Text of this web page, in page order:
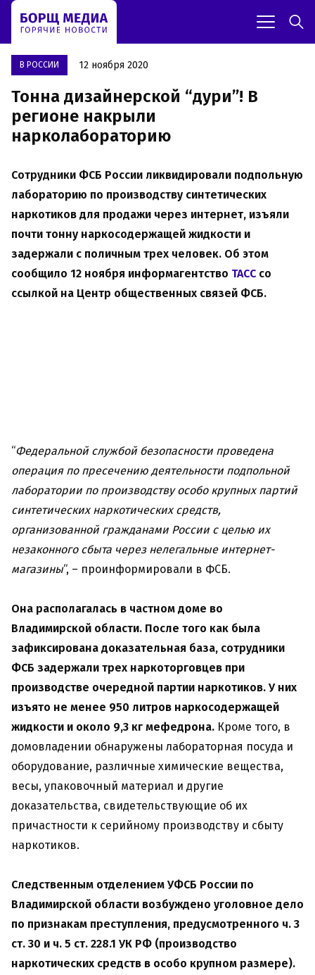
В РОССИИ 12 ноября 2020
Тонна дизайнерской “дури”! В
регионе накрыли
нарколабораторию
Сотрудники ФСБ России ликвидировали подпольную
лабораторию по производству синтетических
наркотиков для продажи через интернет, изъяли
почти тонну наркосодержащей жидкости и
задержали с поличным трех человек. Об этом
сообщило 12 ноября информагентство ТАСС со
ссылкой на Центр общественных связей ФСБ.
“Федеральной службой безопасности проведена
операция по пресечению деятельности подпольной
лаборатории по производству особо крупных партий
синтетических наркотических средств,
организованной гражданами России с целью их
незаконного сбыта через нелегальные интернет-
магазины“, – проинформировали в ФСБ.
Она располагалась в частном доме во
Владимирской области. После того как была
зафиксирована доказательная база, сотрудники
ФСБ задержали трех наркоторговцев при
производстве очередной партии наркотиков. У них
изъято не менее 950 литров наркосодержащей
жидкости и около 9,3 кг мефедрона. Кроме того, в
домовладении обнаружены лабораторная посуда и
оборудование, различные химические вещества,
весы, упаковочный материал и другие
доказательства, свидетельствующие об их
причастности к серийному производству и сбыту
наркотиков.
Следственным отделением УФСБ России по
Владимирской области возбуждено уголовное дело
по признакам преступления, предусмотренного ч. 3
ст. 30 и ч. 5 ст. 228.1 УК РФ (производство
наркотических средств в особо крупном размере).